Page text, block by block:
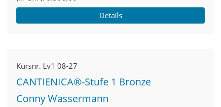
Details
Kursnr. Lv1 08-27
CANTIENICA®-Stufe 1 Bronze
Conny Wassermann